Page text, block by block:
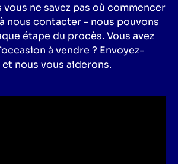
vous ne savez pas où commencer
nous contacter – nous pouvons
étape du procès. Vous avez
à vendre ? Envoyez-
nous vous aiderons.